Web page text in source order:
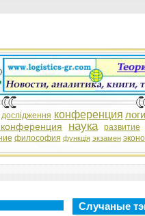
дослідження конференция
наука развитие
философия функція экзамен
Случаные